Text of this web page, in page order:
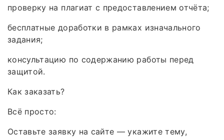
проверку на плагиат с предоставлением отчёта;
бесплатные доработки в рамках изначального
задания;
консультацию по содержанию работы перед
защитой.
Как заказать?
Всё просто:
Оставьте заявку на сайте — укажите тему,